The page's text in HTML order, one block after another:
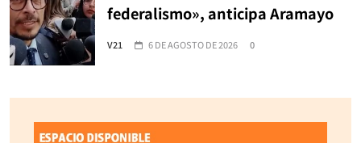
federalismo», anticipa Aramayo
V21 6 DE AGOSTO DE 2026 0